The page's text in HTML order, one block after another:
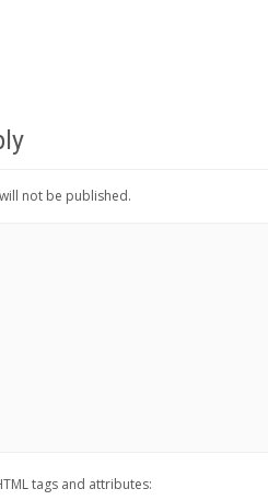
not be published.
tags and attributes: